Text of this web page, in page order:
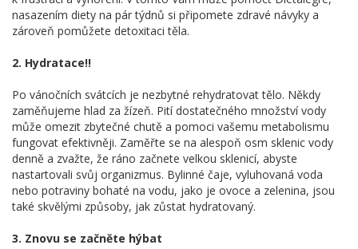
nasazením diety na pár týdnů si připomete zdravé návyky a
zároveň pomůžete detoxitaci těla.
2. Hydratace!!
Po vánočních svátcích je nezbytné rehydratovat tělo. Někdy
zaměňujeme hlad za žízeň. Pití dostatečného množství vody
může omezit zbytečné chutě a pomoci vašemu metabolismu
fungovat efektivněji. Zaměřte se na alespoň osm sklenic vody
denně a zvažte, že ráno začnete velkou sklenicí, abyste
nastartovali svůj organizmus. Bylinné čaje, vyluhovaná voda
nebo potraviny bohaté na vodu, jako je ovoce a zelenina, jsou
také skvělými způsoby, jak zůstat hydratovaný.
3. Znovu se začněte hýbat